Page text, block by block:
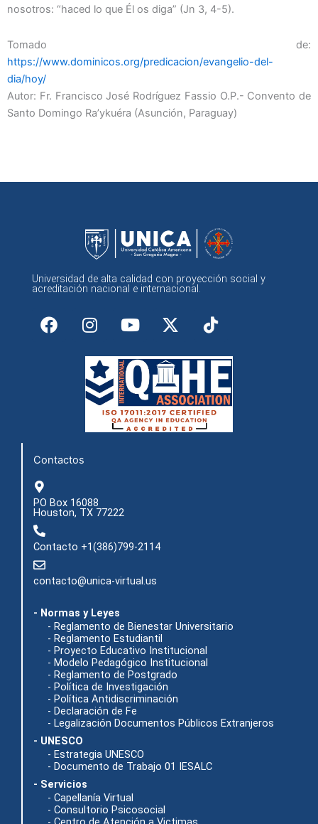
nosotros: “haced lo que Él os diga” (Jn 3, 4-5).
Tomado de:
https://www.dominicos.org/predicacion/evangelio-del-
dia/hoy/
Autor: Fr. Francisco José Rodríguez Fassio O.P.- Convento de
Santo Domingo Ra’ykuéra (Asunción, Paraguay)
Universidad de alta calidad con proyección social y
acreditación nacional e internacional.
F
a
I
n
t
a
g
a
Y
o
t
u
b
e
X
-
w
i
t
t
e
Contactos
PO Box 16088
Houston, TX 77222
Contacto +1(386)799-2114
contacto@unica-virtual.us
- Normas y Leyes
- Reglamento de Bienestar Universitario
- Reglamento Estudiantil
- Proyecto Educativo Institucional
- Modelo Pedagógico Institucional
- Reglamento de Postgrado
- Política de Investigación
- Política Antidiscriminación
- Declaración de Fe
- Legalización Documentos Públicos Extranjeros
- UNESCO
- Estrategia UNESCO
- Documento de Trabajo 01 IESALC
- Servicios
- Capellanía Virtual
- Consultorio Psicosocial